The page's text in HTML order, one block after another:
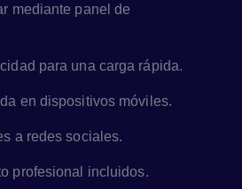
mediante panel de
para una carga rápida.
en dispositivos móviles.
a redes sociales.
profesional incluidos.